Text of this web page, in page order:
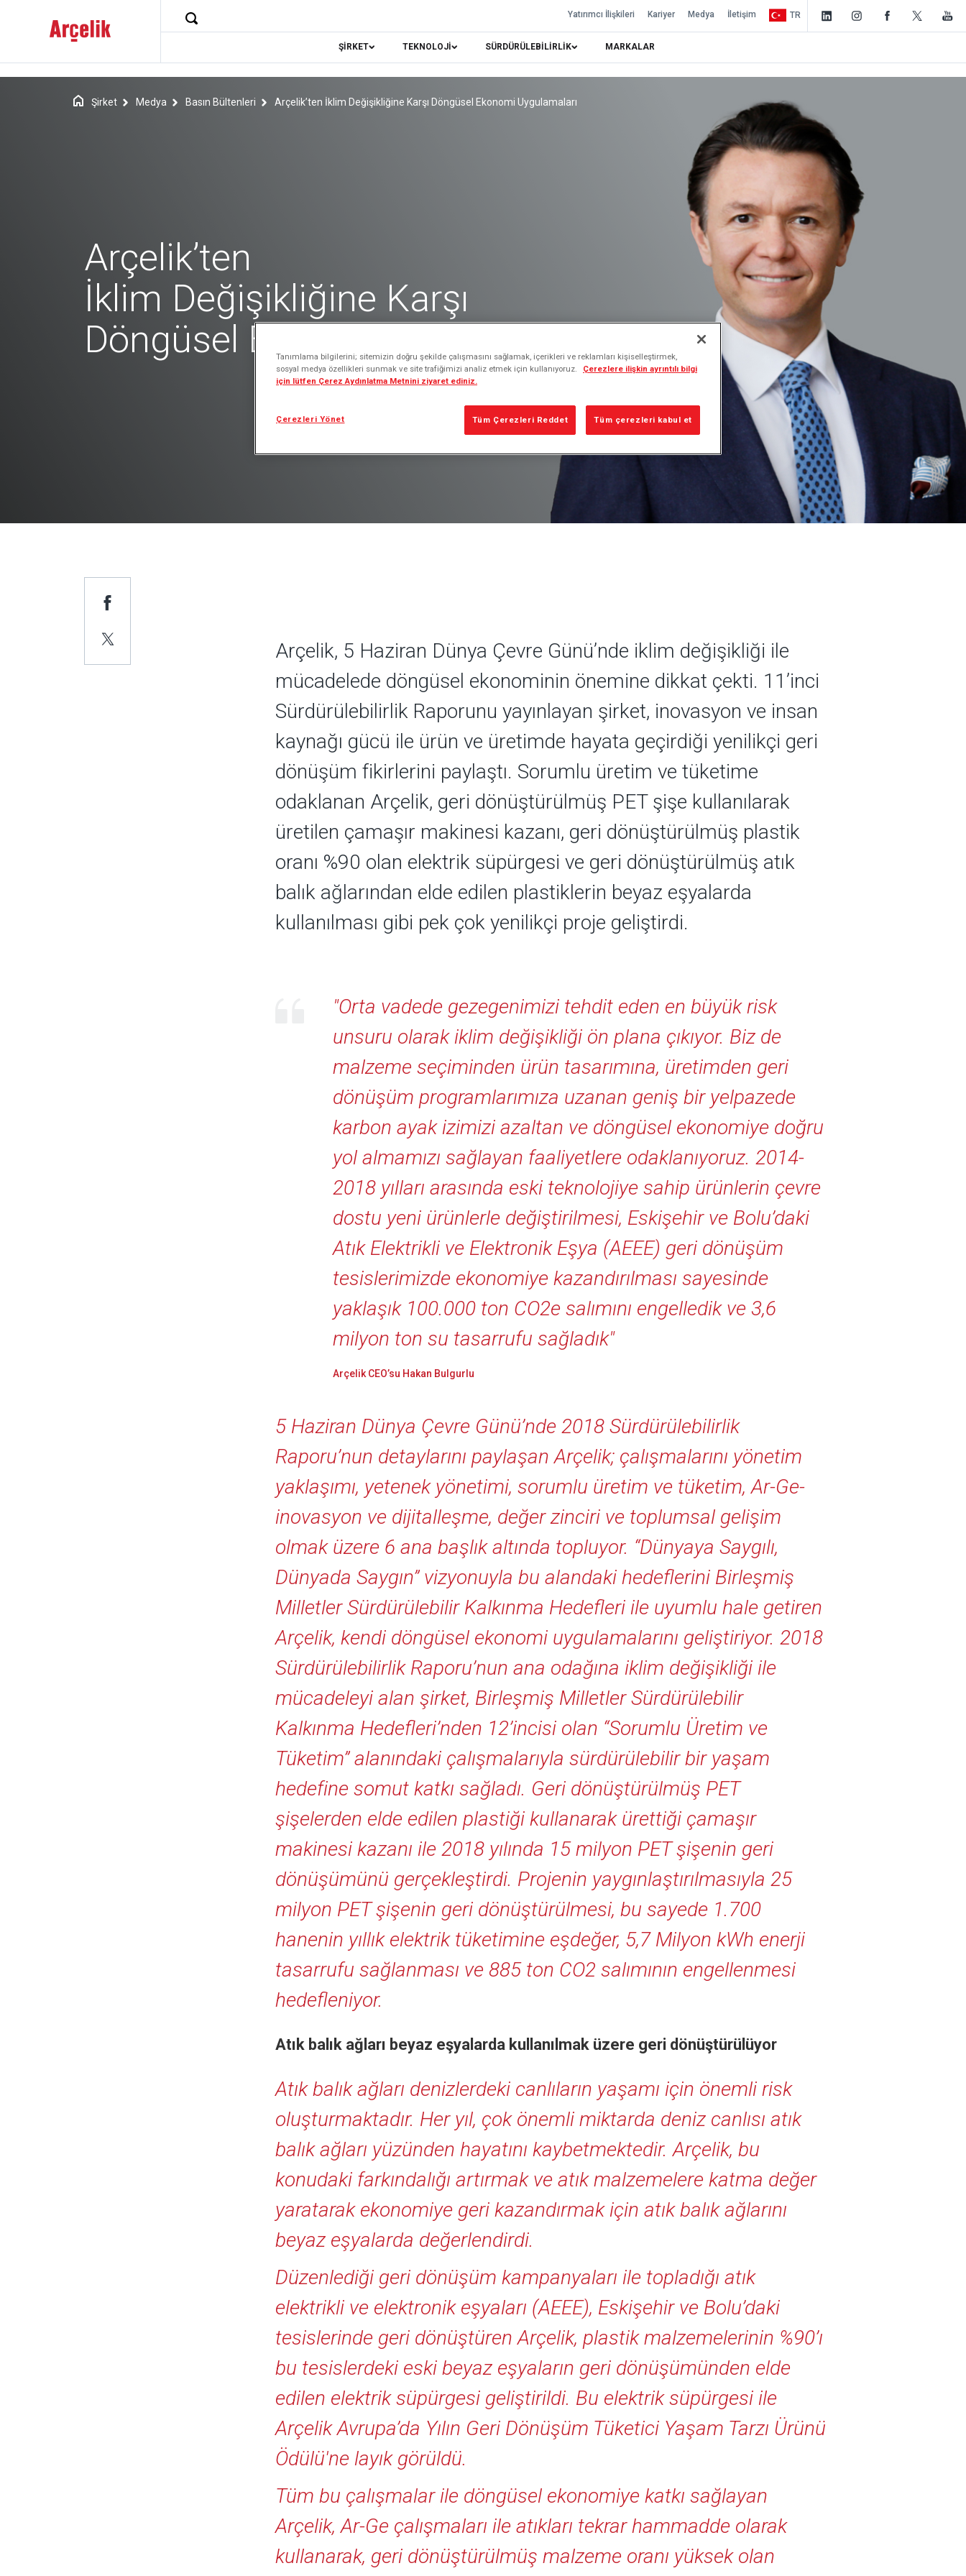
Yatırımcı İlişkileri Kariyer Medya İletişim TR
ŞİRKET TEKNOLOJİ SÜRDÜRÜLEBİLİRLİK MARKALAR
Şirket Medya Basın Bültenleri Arçelik’ten İklim Değişikliğine Karşı Döngüsel Ekonomi Uygulamaları
Arçelik’ten
İklim Değişikliğine Karşı
Döngüsel Ekonomi Uygulamaları
Arçelik, 5 Haziran Dünya Çevre Günü’nde iklim değişikliği ile
mücadelede döngüsel ekonominin önemine dikkat çekti. 11’inci
Sürdürülebilirlik Raporunu yayınlayan şirket, inovasyon ve insan
kaynağı gücü ile ürün ve üretimde hayata geçirdiği yenilikçi geri
dönüşüm fikirlerini paylaştı. Sorumlu üretim ve tüketime
odaklanan Arçelik, geri dönüştürülmüş PET şişe kullanılarak
üretilen çamaşır makinesi kazanı, geri dönüştürülmüş plastik
oranı %90 olan elektrik süpürgesi ve geri dönüştürülmüş atık
balık ağlarından elde edilen plastiklerin beyaz eşyalarda
kullanılması gibi pek çok yenilikçi proje geliştirdi.
"Orta vadede gezegenimizi tehdit eden en büyük risk
unsuru olarak iklim değişikliği ön plana çıkıyor. Biz de
malzeme seçiminden ürün tasarımına, üretimden geri
dönüşüm programlarımıza uzanan geniş bir yelpazede
karbon ayak izimizi azaltan ve döngüsel ekonomiye doğru
yol almamızı sağlayan faaliyetlere odaklanıyoruz. 2014-
2018 yılları arasında eski teknolojiye sahip ürünlerin çevre
dostu yeni ürünlerle değiştirilmesi, Eskişehir ve Bolu’daki
Atık Elektrikli ve Elektronik Eşya (AEEE) geri dönüşüm
tesislerimizde ekonomiye kazandırılması sayesinde
yaklaşık 100.000 ton CO2e salımını engelledik ve 3,6
milyon ton su tasarrufu sağladık"
Arçelik CEO’su Hakan Bulgurlu
5 Haziran Dünya Çevre Günü’nde 2018 Sürdürülebilirlik
Raporu’nun detaylarını paylaşan Arçelik; çalışmalarını yönetim
yaklaşımı, yetenek yönetimi, sorumlu üretim ve tüketim, Ar-Ge-
inovasyon ve dijitalleşme, değer zinciri ve toplumsal gelişim
olmak üzere 6 ana başlık altında topluyor. “Dünyaya Saygılı,
Dünyada Saygın” vizyonuyla bu alandaki hedeflerini Birleşmiş
Milletler Sürdürülebilir Kalkınma Hedefleri ile uyumlu hale getiren
Arçelik, kendi döngüsel ekonomi uygulamalarını geliştiriyor. 2018
Sürdürülebilirlik Raporu’nun ana odağına iklim değişikliği ile
mücadeleyi alan şirket, Birleşmiş Milletler Sürdürülebilir
Kalkınma Hedefleri’nden 12’incisi olan “Sorumlu Üretim ve
Tüketim” alanındaki çalışmalarıyla sürdürülebilir bir yaşam
hedefine somut katkı sağladı. Geri dönüştürülmüş PET
şişelerden elde edilen plastiği kullanarak ürettiği çamaşır
makinesi kazanı ile 2018 yılında 15 milyon PET şişenin geri
dönüşümünü gerçekleştirdi. Projenin yaygınlaştırılmasıyla 25
milyon PET şişenin geri dönüştürülmesi, bu sayede 1.700
hanenin yıllık elektrik tüketimine eşdeğer, 5,7 Milyon kWh enerji
tasarrufu sağlanması ve 885 ton CO2 salımının engellenmesi
hedefleniyor.
Atık balık ağları beyaz eşyalarda kullanılmak üzere geri dönüştürülüyor
Atık balık ağları denizlerdeki canlıların yaşamı için önemli risk
oluşturmaktadır. Her yıl, çok önemli miktarda deniz canlısı atık
balık ağları yüzünden hayatını kaybetmektedir. Arçelik, bu
konudaki farkındalığı artırmak ve atık malzemelere katma değer
yaratarak ekonomiye geri kazandırmak için atık balık ağlarını
beyaz eşyalarda değerlendirdi.
Düzenlediği geri dönüşüm kampanyaları ile topladığı atık
elektrikli ve elektronik eşyaları (AEEE), Eskişehir ve Bolu’daki
tesislerinde geri dönüştüren Arçelik, plastik malzemelerinin %90’ı
bu tesislerdeki eski beyaz eşyaların geri dönüşümünden elde
edilen elektrik süpürgesi geliştirildi. Bu elektrik süpürgesi ile
Arçelik Avrupa’da Yılın Geri Dönüşüm Tüketici Yaşam Tarzı Ürünü
Ödülü'ne layık görüldü.
Tüm bu çalışmalar ile döngüsel ekonomiye katkı sağlayan
Arçelik, Ar-Ge çalışmaları ile atıkları tekrar hammadde olarak
kullanarak, geri dönüştürülmüş malzeme oranı yüksek olan
Tanımlama bilgilerini; sitemizin doğru şekilde çalışmasını sağlamak, içerikleri ve reklamları kişiselleştirmek,
sosyal medya özellikleri sunmak ve site trafiğimizi analiz etmek için kullanıyoruz.
Çerezlere ilişkin ayrıntılı bilgi
için lütfen Çerez Aydınlatma Metnini ziyaret ediniz.
Tüm Çerezleri Reddet Tüm çerezleri kabul et
Çerezleri Yönet